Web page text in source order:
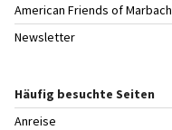
American Friends of Marbach
Newsletter
Häufig besuchte Seiten
Anreise